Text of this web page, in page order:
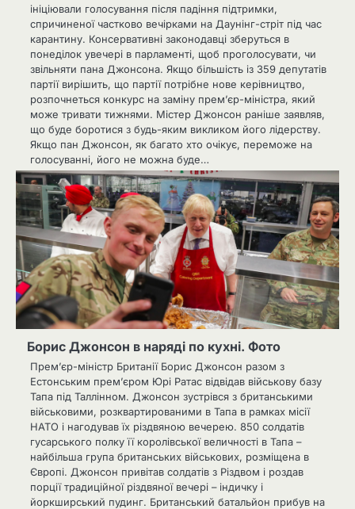
ініціювали голосування після падіння підтримки,
спричиненої частково вечірками на Даунінг-стріт під час
карантину. Консервативні законодавці зберуться в
понеділок увечері в парламенті, щоб проголосувати, чи
звільняти пана Джонсона. Якщо більшість із 359 депутатів
партії вирішить, що партії потрібне нове керівництво,
розпочнеться конкурс на заміну прем’єр-міністра, який
може тривати тижнями. Містер Джонсон раніше заявляв,
що буде боротися з будь-яким викликом його лідерству.
Якщо пан Джонсон, як багато хто очікує, переможе на
голосуванні, його не можна буде…
Борис Джонсон в наряді по кухні. Фото
Прем’єр-міністр Британії Борис Джонсон разом з
Естонським прем’єром Юрі Ратас відвідав військову базу
Тапа під Таллінном. Джонсон зустрівся з британськими
військовими, розквартированими в Тапа в рамках місії
НАТО і нагодував їх різдвяною вечерею. 850 солдатів
гусарського полку її королівської величності в Тапа –
найбільша група британських військових, розміщена в
Європі. Джонсон привітав солдатів з Різдвом і роздав
порції традиційної різдвяної вечері – індичку і
йоркширський пудинг. Британський батальйон прибув на